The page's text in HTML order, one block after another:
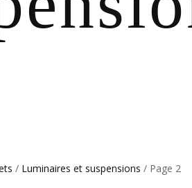
/ Luminaires et suspensions / Page 2